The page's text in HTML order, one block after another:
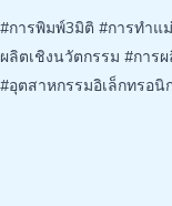
#การพิมพ์3มิติ #การทำแ
ผลิตเชิงนวัตกรรม #การ
#อุตสาหกรรมอิเล็กทรอ